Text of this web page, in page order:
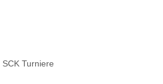
SCK Turniere